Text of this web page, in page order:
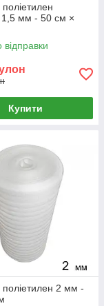
1,5 мм - 50 см ×
відправки
Купити
поліетилен 2 мм -